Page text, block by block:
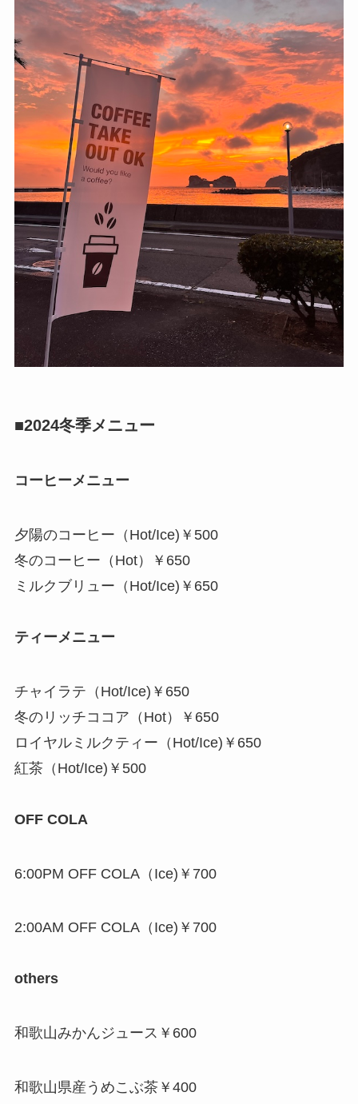
■2024冬季メニュー
コーヒーメニュー
夕陽のコーヒー（Hot/Ice)￥500
冬のコーヒー（Hot）￥650
ミルクブリュー（Hot/Ice)￥650
ティーメニュー
チャイラテ（Hot/Ice)￥650
冬のリッチココア（Hot）￥650
ロイヤルミルクティー（Hot/Ice)￥650
紅茶（Hot/Ice)￥500
OFF COLA
6:00PM OFF COLA（Ice)￥700
2:00AM OFF COLA（Ice)￥700
others
和歌山みかんジュース￥600
和歌山県産うめこぶ茶￥400